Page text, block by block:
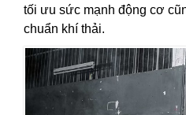
tối ưu sức mạnh động cơ
chuẩn khí thải.